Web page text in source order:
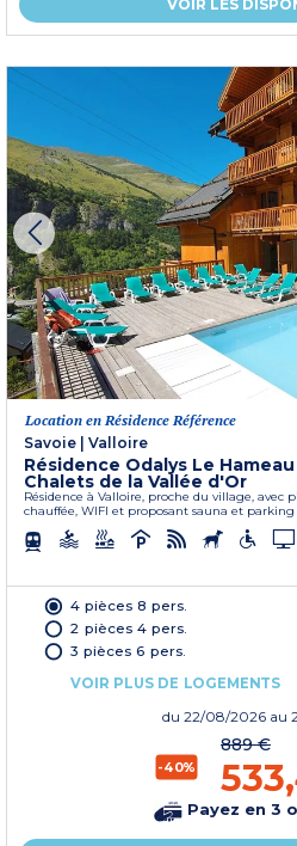
VOIR LES
Location en Résidence Référence
Savoie | Valloire
Résidence Odalys Le
Chalets de la Vallée d'Or
Résidence à Valloire, proche du village, avec
chauffée, WIFI et proposant sauna et parking
4 pièces 8 pers.
2 pièces 4 pers.
3 pièces 6 pers.
VOIR PLUS DE LOGEMENTS
du 22/08/2026 au
-40%
889 €
Payez en 3